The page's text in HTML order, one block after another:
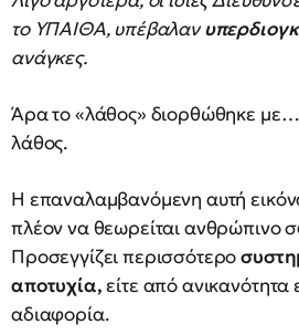
το ΥΠΑΙΘΑ, υπέβαλαν
ανάγκες.
Άρα το «λάθος» διορθώθηκε
λάθος.
Η επαναλαμβανόμενη αυτή
πλέον να θεωρείται ανθρώπινο
Προσεγγίζει περισσότερο
αποτυχία,είτε από ανικανότητα
αδιαφορία.